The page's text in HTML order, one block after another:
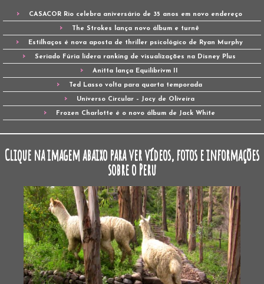
CASACOR Rio celebra aniversário de 35 anos em novo endereço
The Strokes lança novo álbum e turnê
Estilhaços é nova aposta de thriller psicológico de Ryan Murphy
Seriado Fúria lidera ranking de visualizações na Disney Plus
Anitta lança Equilibrivm II
Ted Lasso volta para quarta temporada
Universo Circular – Jocy de Oliveira
Frozen Charlotte é o novo álbum de Jack White
Clique na imagem abaixo para ver vídeos, fotos e informações
sobre o Peru